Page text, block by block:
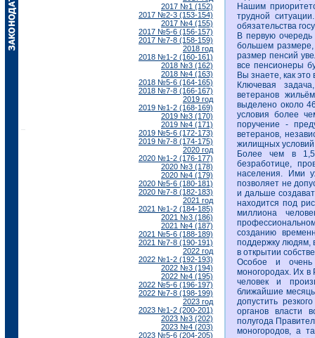
2017 №1 (152)
2017 №2-3 (153-154)
2017 №4 (155)
2017 №5-6 (156-157)
2017 №7-8 (158-159)
2018 год
2018 №1-2 (160-161)
2018 №3 (162)
2018 №4 (163)
2018 №5-6 (164-165)
2018 №7-8 (166-167)
2019 год
2019 №1-2 (168-169)
2019 №3 (170)
2019 №4 (171)
2019 №5-6 (172-173)
2019 №7-8 (174-175)
2020 год
2020 №1-2 (176-177)
2020 №3 (178)
2020 №4 (179)
2020 №5-6 (180-181)
2020 №7-8 (182-183)
2021 год
2021 №1-2 (184-185)
2021 №3 (186)
2021 №4 (187)
2021 №5-6 (188-189)
2021 №7-8 (190-191)
2022 год
2022 №1-2 (192-193)
2022 №3 (194)
2022 №4 (195)
2022 №5-6 (196-197)
2022 №7-8 (198-199)
2023 год
2023 №1-2 (200-201)
2023 №3 (202)
2023 №4 (203)
2023 №5-6 (204-205)
Нашим
трудной
обязательства
В первую
большем
размер пенсий
все пенсионеры
Вы знаете, как
Ключевая
ветеранов
выделено около
условия более
поручение -
ветеранов,
жилищных
Более чем в
безработице,
населения. Ими
позволяет не
и дальше
находится под
миллиона
созданию
поддержку людям,
в открытии
Особое и очень
моногородах. Их в
человек и
ближайшие
допустить
органов власти
полугода
моногородов, а